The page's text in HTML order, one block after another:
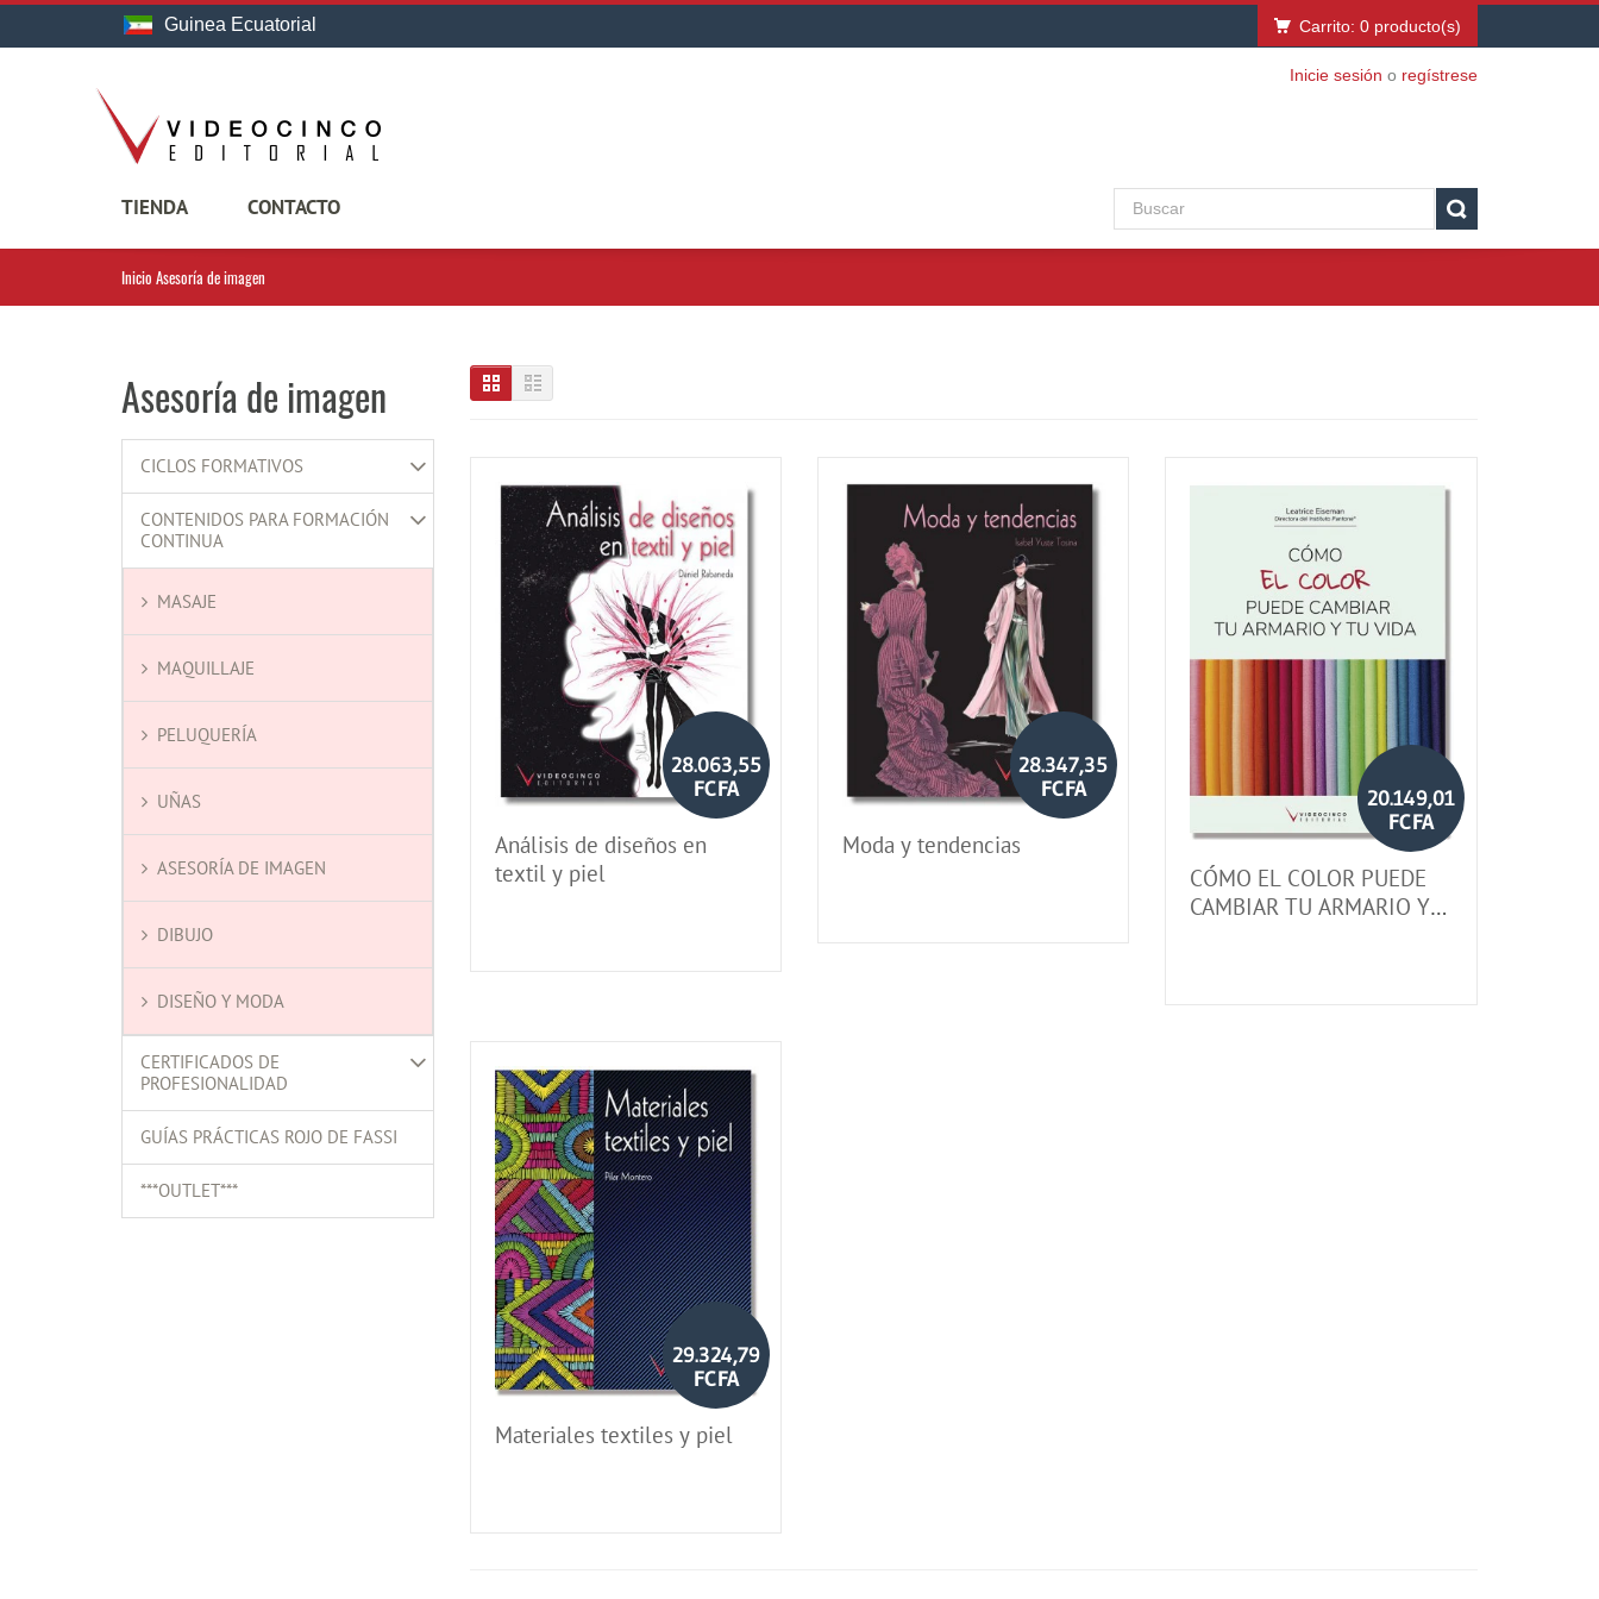
Guinea Ecuatorial Carrito: 0 producto(s)
Inicie sesión o regístrese
TIENDA CONTACTO
Inicio Asesoría de imagen
Asesoría de imagen
CICLOS FORMATIVOS
CONTENIDOS PARA FORMACIÓN
CONTINUA
MASAJE
MAQUILLAJE
PELUQUERÍA
UÑAS
ASESORÍA DE IMAGEN
DIBUJO
DISEÑO Y MODA
CERTIFICADOS DE
PROFESIONALIDAD
GUÍAS PRÁCTICAS ROJO DE FASSI
***OUTLET***
28.063,55
FCFA
Análisis de diseños en
textil y piel
28.347,35
FCFA
Moda y tendencias
20.149,01
FCFA
CÓMO EL COLOR PUEDE
CAMBIAR TU ARMARIO Y
29.324,79
FCFA
Materiales textiles y piel